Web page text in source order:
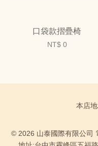
口袋款摺疊椅
NT$ 0
本店
© 2026 山泰國際有限公司